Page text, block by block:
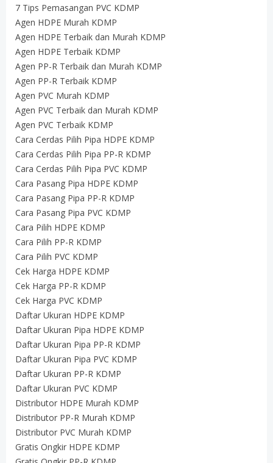
7 Tips Pemasangan PVC KDMP
Agen HDPE Murah KDMP
Agen HDPE Terbaik dan Murah KDMP
Agen HDPE Terbaik KDMP
Agen PP-R Terbaik dan Murah KDMP
Agen PP-R Terbaik KDMP
Agen PVC Murah KDMP
Agen PVC Terbaik dan Murah KDMP
Agen PVC Terbaik KDMP
Cara Cerdas Pilih Pipa HDPE KDMP
Cara Cerdas Pilih Pipa PP-R KDMP
Cara Cerdas Pilih Pipa PVC KDMP
Cara Pasang Pipa HDPE KDMP
Cara Pasang Pipa PP-R KDMP
Cara Pasang Pipa PVC KDMP
Cara Pilih HDPE KDMP
Cara Pilih PP-R KDMP
Cara Pilih PVC KDMP
Cek Harga HDPE KDMP
Cek Harga PP-R KDMP
Cek Harga PVC KDMP
Daftar Ukuran HDPE KDMP
Daftar Ukuran Pipa HDPE KDMP
Daftar Ukuran Pipa PP-R KDMP
Daftar Ukuran Pipa PVC KDMP
Daftar Ukuran PP-R KDMP
Daftar Ukuran PVC KDMP
Distributor HDPE Murah KDMP
Distributor PP-R Murah KDMP
Distributor PVC Murah KDMP
Gratis Ongkir HDPE KDMP